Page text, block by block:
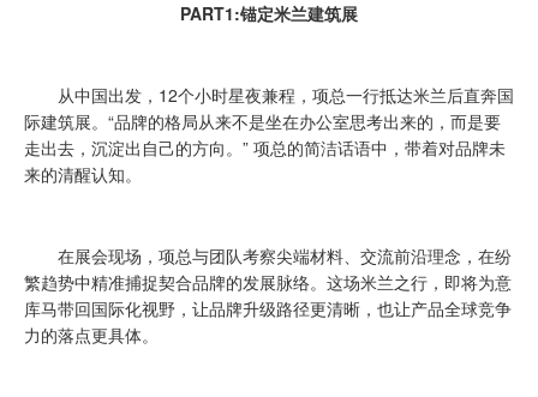
PART1:锚定米兰建筑展
从中国出发，12个小时星夜兼程，项总一行抵达米兰后直奔国
际建筑展。“品牌的格局从来不是坐在办公室思考出来的，而是要
走出去，沉淀出自己的方向。” 项总的简洁话语中，带着对品牌未
来的清醒认知。
在展会现场，项总与团队考察尖端材料、交流前沿理念，在纷
繁趋势中精准捕捉契合品牌的发展脉络。这场米兰之行，即将为意
库马带回国际化视野，让品牌升级路径更清晰，也让产品全球竞争
力的落点更具体。